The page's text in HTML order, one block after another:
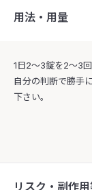
用法・用量
1日2〜3錠を2〜3
自分の判断で勝手
下さい。
リスク・副作